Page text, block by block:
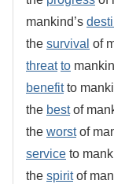
mankind’s
the survival of
threat to
benefitto
the bestof
the worstof
service to
the spiritof